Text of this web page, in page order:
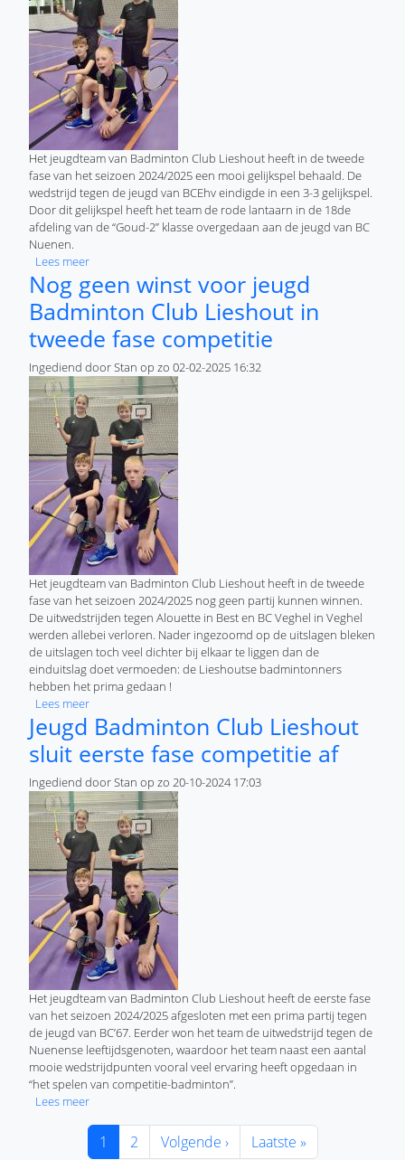
Het jeugdteam van Badminton Club Lieshout heeft in de tweede
fase van het seizoen 2024/2025 een mooi gelijkspel behaald. De
wedstrijd tegen de jeugd van BCEhv eindigde in een 3-3 gelijkspel.
Door dit gelijkspel heeft het team de rode lantaarn in de 18de
afdeling van de “Goud-2” klasse overgedaan aan de jeugd van BC
Nuenen.
Lees meerover Jeugd Badminton Club Lieshout haalt mooi gelijkspel
Nog geen winst voor jeugd
Badminton Club Lieshout in
tweede fase competitie
Ingediend doorStan op zo 02-02-2025 16:32
Het jeugdteam van Badminton Club Lieshout heeft in de tweede
fase van het seizoen 2024/2025 nog geen partij kunnen winnen.
De uitwedstrijden tegen Alouette in Best en BC Veghel in Veghel
werden allebei verloren. Nader ingezoomd op de uitslagen bleken
de uitslagen toch veel dichter bij elkaar te liggen dan de
einduitslag doet vermoeden: de Lieshoutse badmintonners
hebben het prima gedaan !
Lees meerover Nog geen winst voor jeugd Badminton Club Lieshout
Jeugd Badminton Club Lieshout
sluit eerste fase competitie af
Ingediend doorStan op zo 20-10-2024 17:03
Het jeugdteam van Badminton Club Lieshout heeft de eerste fase
van het seizoen 2024/2025 afgesloten met een prima partij tegen
de jeugd van BC’67. Eerder won het team de uitwedstrijd tegen de
Nuenense leeftijdsgenoten, waardoor het team naast een aantal
mooie wedstrijdpunten vooral veel ervaring heeft opgedaan in
“het spelen van competitie-badminton”.
Lees meerover Jeugd Badminton Club Lieshout sluit eerste fase
Paginering
Huidige pagina
1 Pagina
2 Volgende pagina
Volgende › Laatste pagina
Laatste »